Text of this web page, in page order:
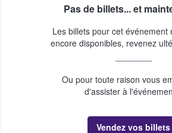
Pas de billets... et
Les billets pour cet événement
encore disponibles, revenez
Ou pour toute raison vous
d'assister à
Vendez vos billets